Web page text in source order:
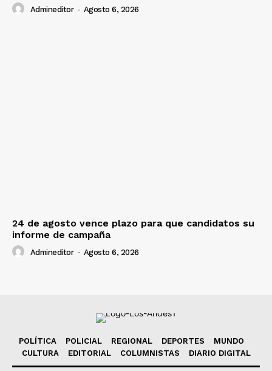
Admineditor - Agosto 6, 2026
24 de agosto vence plazo para que candidatos su
informe de campaña
Admineditor - Agosto 6, 2026
POLÍTICA POLICIAL REGIONAL DEPORTES
MUNDO
CULTURA
EDITORIAL COLUMNISTAS DIARIO DIGITAL